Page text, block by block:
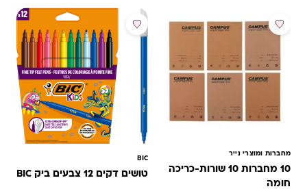
מבצע
מחברות ומוצרי נייר
10 מחברות 10 שורות-כריכה
חומה
מבצע
BIC
טושים דקים 12 צבעים ביק BIC